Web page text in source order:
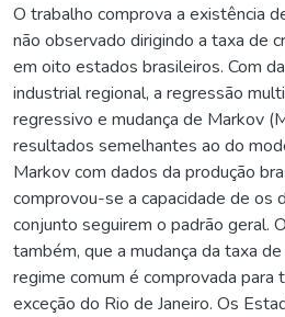
O trabalho comprova a existência
não observado dirigindo a taxa de
em oito estados brasileiros. Com
industrial regional, a regressão
regressivo e mudança de Markov
resultados semelhantes ao do
Markov com dados da produção
comprovou-se a capacidade de os
conjunto seguirem o padrão geral.
também, que a mudança da taxa
regime comum é comprovada para
exceção do Rio de Janeiro. Os